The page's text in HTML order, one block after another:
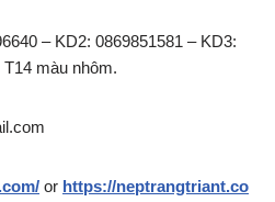
– KD2: 0869851581 – KD3:
màu nhôm.
or https://neptrangtriant.co